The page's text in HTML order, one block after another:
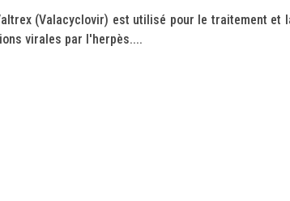
(Valacyclovir) est utilisé pour le traitement et
virales par l'herpès....